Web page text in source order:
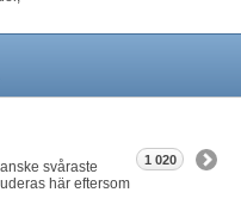
svåraste
här eftersom
1 020